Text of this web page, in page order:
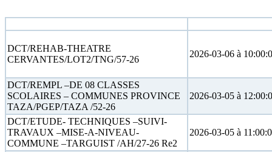
DCT/REHAB-THEATRE
CERVANTES/LOT2/TNG/57-26
2026-03-06 à
DCT/REMPL –DE 08 CLASSES
SCOLAIRES – COMMUNES PROVINCE
TAZA/PGEP/TAZA /52-26
2026-03-05 à
DCT/ETUDE- TECHNIQUES –SUIVI-
TRAVAUX –MISE-A-NIVEAU-
COMMUNE –TARGUIST /AH/27-26 Re2
2026-03-05 à